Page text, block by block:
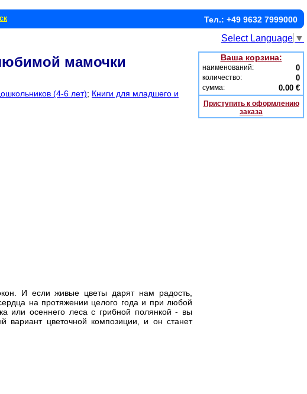
Тел.: +49 9632 7999000
Select Language ▼
мамочки
(4-6 лет); Книги для младшего и
И если живые цветы дарят нам радость,
на протяжении целого года и при любой
или осеннего леса с грибной полянкой - вы
цветочной композиции, и он станет
Ваша корзина:
наименований: 0
количество: 0
сумма: 0.00 €
Приступить к оформлению
заказа